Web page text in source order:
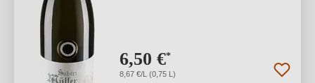
6,50 €*
8,67 €/L (0,75 L)